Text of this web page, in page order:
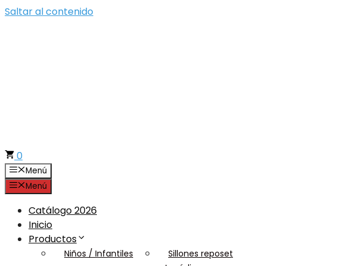
Saltar al contenido
0
Menú
Menú
Catálogo 2026
Inicio
Productos
Niños / Infantiles
Sillones reposet